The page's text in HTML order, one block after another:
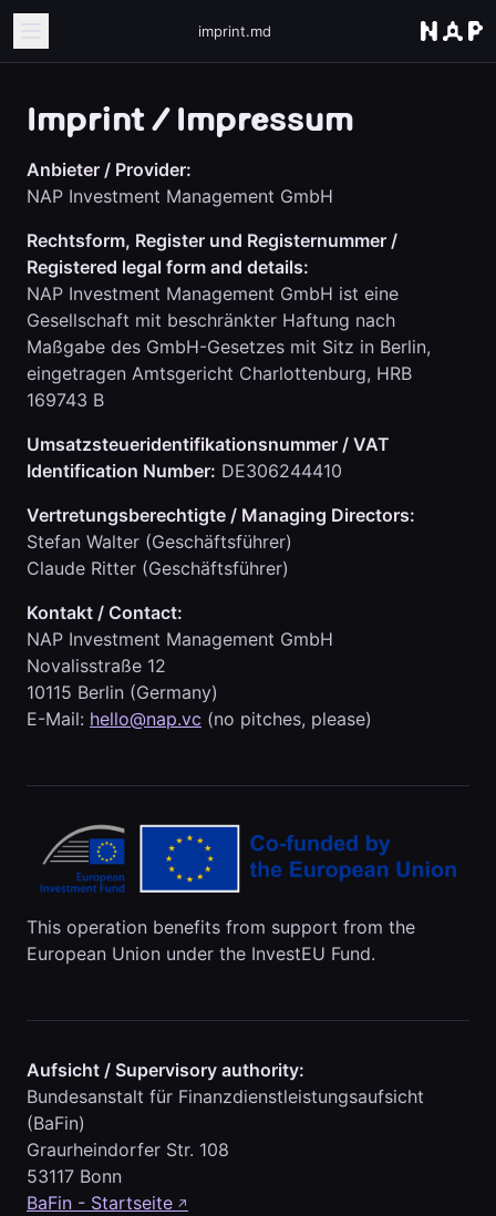
imprint.md
Imprint / Impressum
Anbieter / Provider:
NAP Investment Management GmbH
Rechtsform, Register und Registernummer /
Registered legal form and details:
NAP Investment Management GmbH ist eine
Gesellschaft mit beschränkter Haftung nach
Maßgabe des GmbH-Gesetzes mit Sitz in Berlin,
eingetragen Amtsgericht Charlottenburg, HRB
169743 B
Umsatzsteueridentifikationsnummer / VAT
Identification Number: DE306244410
Vertretungsberechtigte / Managing Directors:
Stefan Walter (Geschäftsführer)
Claude Ritter (Geschäftsführer)
Kontakt / Contact:
NAP Investment Management GmbH
Novalisstraße 12
10115 Berlin (Germany)
E-Mail: hello@nap.vc (no pitches, please)
This operation benefits from support from the
European Union under the InvestEU Fund.
Aufsicht / Supervisory authority:
Bundesanstalt für Finanzdienstleistungsaufsicht
(BaFin)
Graurheindorfer Str. 108
53117 Bonn
BaFin - Startseite ↗